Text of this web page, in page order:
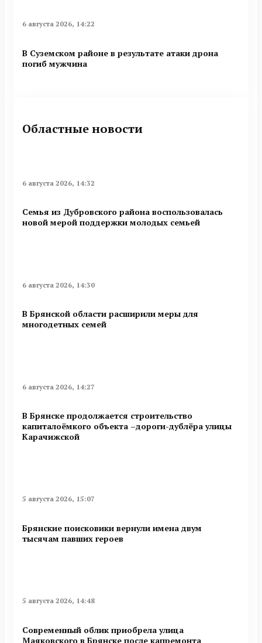
6 августа 2026, 14:22
В Суземском районе в результате атаки дрона
погиб мужчина
Областные новости
6 августа 2026, 14:32
Семья из Дубровского района воспользовалась
новой мерой поддержки молодых семьей
6 августа 2026, 14:30
В Брянской области расширили меры для
многодетных семей
6 августа 2026, 14:27
В Брянске продолжается строительство
капиталоёмкого объекта –дороги-дублёра улицы
Карачижской
5 августа 2026, 15:07
Брянские поисковики вернули имена двум
тысячам павших героев
5 августа 2026, 14:48
Современный облик приобрела улица
Маяковского в Брянске после капремонта